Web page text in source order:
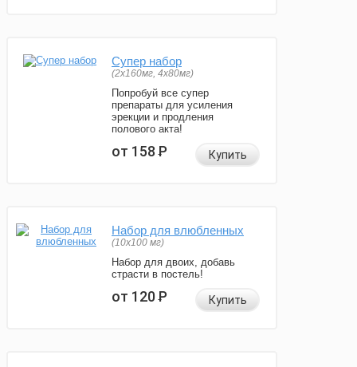
Супер набор
(2х160мг, 4х80мг)
Попробуй все супер
препараты для усиления
эрекции и продления
полового акта!
от 158Р Купить
Набор для влюбленных
(10х100 мг)
Набор для двоих, добавь
страсти в постель!
от 120Р Купить